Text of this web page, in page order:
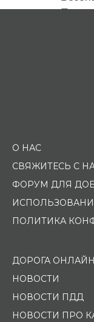
О НАС
СВЯЖИТЕСЬ С
ФОРУМ ДЛЯ
ПОЛИТИКА
ДОРОГА ОНЛАЙН
НОВОСТИ
НОВОСТИ ПДД
НОВОСТИ ПРО